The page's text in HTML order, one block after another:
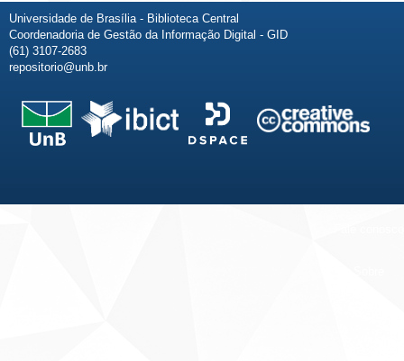
Universidade de Brasília - Biblioteca Central
Coordenadoria de Gestão da Informação Digital - GID
(61) 3107-2683
repositorio@unb.br